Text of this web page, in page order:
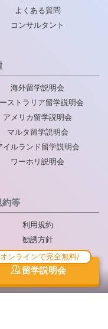
留学説明会
ンラインで完全無料/
よくある質問
コンサルタント
海外留学説明会
ストラリア留学説明会
アメリカ留学説明会
マルタ留学説明会
イルランド留学説明会
ワーホリ説明会
約等
利用規約
勧誘方針
会社概要
メディア掲載実績